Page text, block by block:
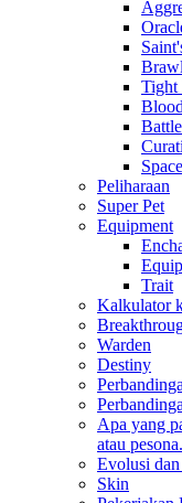
Tight
Peliharaan
Super Pet
Equipment
Trait
Kalkulator
Warden
Destiny
Apa yang
atau pesona.
Evolusi dan
Skin